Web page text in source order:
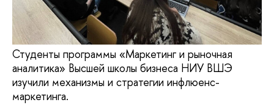
Студенты программы «Маркетинг и рыночная
аналитика» Высшей школы бизнеса НИУ ВШЭ
изучили механизмы и стратегии инфлюенс-
маркетинга.